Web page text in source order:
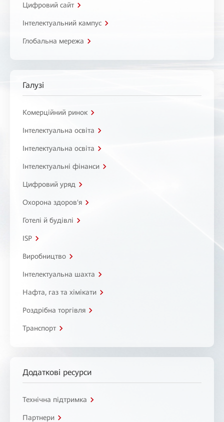
Цифровий сайт
Інтелектуальний кампус
Глобальна мережа
Галузі
Комерційний ринок
Інтелектуальна освіта
Інтелектуальна освіта
Інтелектуальні фінанси
Цифровий уряд
Охорона здоров'я
Готелі й будівлі
ISP
Виробництво
Інтелектуальна шахта
Нафта, газ та хімікати
Роздрібна торгівля
Транспорт
Додаткові ресурси
Технічна підтримка
Партнери